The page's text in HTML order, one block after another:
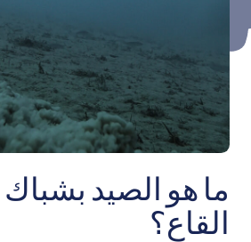
ما هو الصيد بشباك
القاع؟